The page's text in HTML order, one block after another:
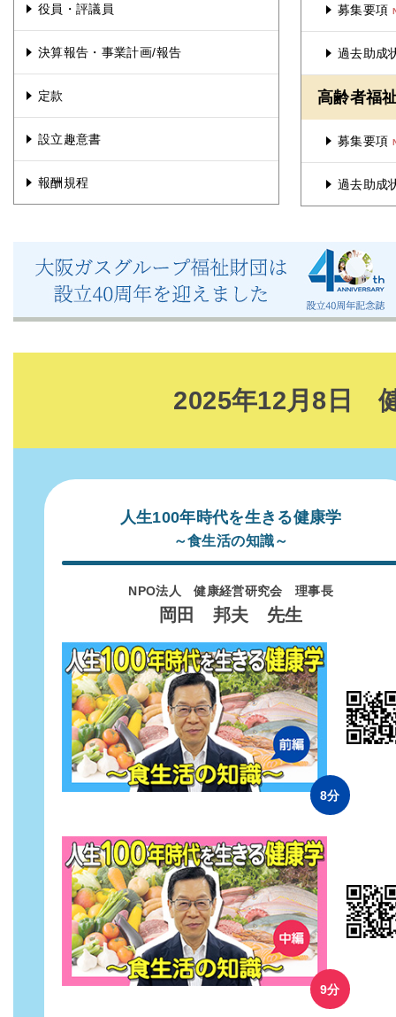
役員・評議員
決算報告・事業計画/報告
定款
設立趣意書
報酬規程
募集要項
過去助成
高齢者福
募集要項
過去助成
2025年12月8日
人生100年時代を生きる健康学
～食生活の知識～
NPO法人 健康経営研究会 理事長
岡田 邦夫 先生
8分
9分